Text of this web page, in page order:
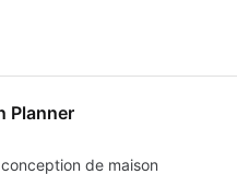
Planner
de maison